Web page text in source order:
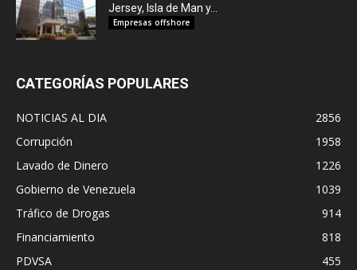
Jersey, Isla de Man y...
Empresas offshore
CATEGORÍAS POPULARES
NOTICIAS AL DIA
2856
Corrupción
1958
Lavado de Dinero
1226
Gobierno de Venezuela
1039
Tráfico de Drogas
914
Financiamiento
818
PDVSA
455